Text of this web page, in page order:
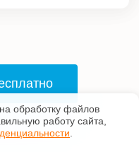
обработку файлов
работу сайта,
.